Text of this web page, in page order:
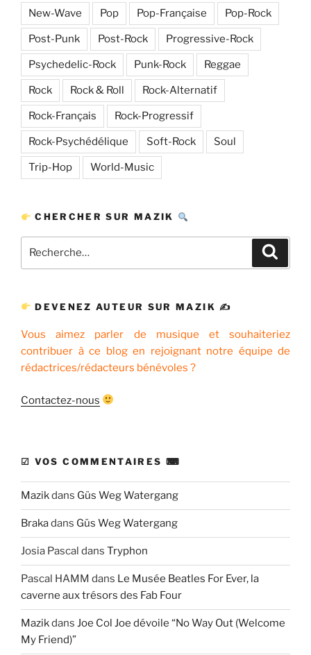
New-Wave Pop Pop-Française Pop-Rock
Post-Punk Post-Rock Progressive-Rock
Psychedelic-Rock Punk-Rock Reggae
Rock Rock & Roll Rock-Alternatif
Rock-Français Rock-Progressif
Rock-Psychédélique Soft-Rock Soul
Trip-Hop World-Music
CHERCHER SUR MAZIK
pour
DEVENEZ AUTEUR SUR MAZIK ✍
Vous aimez parler de musique et souhaiteriez
contribuer à ce blog en rejoignant notre équipe de
rédactrices/rédacteurs bénévoles ?
Contactez-nous
☑ VOS COMMENTAIRES ⌨
Mazikdans Güs Weg Watergang
Brakadans Güs Weg Watergang
Josia Pascal dans Tryphon
Pascal HAMM dans Le Musée Beatles For Ever, la
caverne aux trésors des Fab Four
Mazikdans Joe Col Joe dévoile “No Way Out (Welcome
My Friend)”